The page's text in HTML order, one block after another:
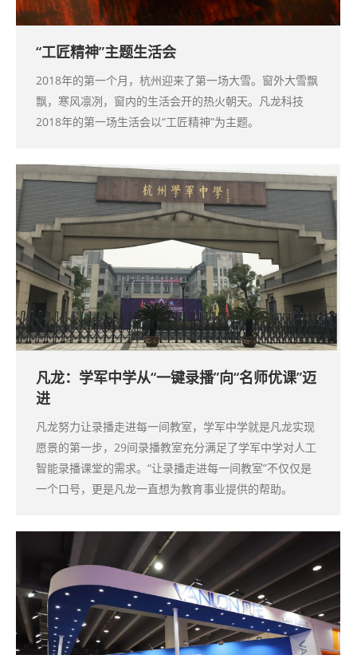
“工匠精神”主题生活会
2018年的第一个月，杭州迎来了第一场大雪。窗外大雪飘
飘，寒风凛冽，窗内的生活会开的热火朝天。凡龙科技
2018年的第一场生活会以“工匠精神”为主题。
凡龙：学军中学从“一键录播”向“名师优课”迈
进
凡龙努力让录播走进每一间教室，学军中学就是凡龙实现
愿景的第一步，29间录播教室充分满足了学军中学对人工
智能录播课堂的需求。“让录播走进每一间教室”不仅仅是
一个口号，更是凡龙一直想为教育事业提供的帮助。